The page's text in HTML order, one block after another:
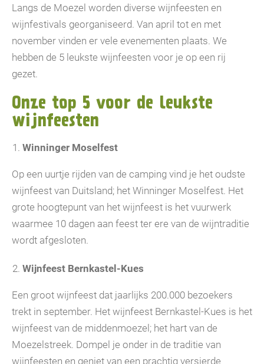
Langs de Moezel worden diverse wijnfeesten en
wijnfestivals georganiseerd. Van april tot en met
november vinden er vele evenementen plaats. We
hebben de 5 leukste wijnfeesten voor je op een rij
gezet.
Onze top 5 voor de leukste
wijnfeesten
Winninger Moselfest
Op een uurtje rijden van de camping vind je het oudste
wijnfeest van Duitsland; het Winninger Moselfest. Het
grote hoogtepunt van het wijnfeest is het vuurwerk
waarmee 10 dagen aan feest ter ere van de wijntraditie
wordt afgesloten.
Wijnfeest Bernkastel-Kues
Een groot wijnfeest dat jaarlijks 200.000 bezoekers
trekt in september. Het wijnfeest Bernkastel-Kues is het
wijnfeest van de middenmoezel; het hart van de
Moezelstreek. Dompel je onder in de traditie van
wijnfeesten en geniet van een prachtig versierde